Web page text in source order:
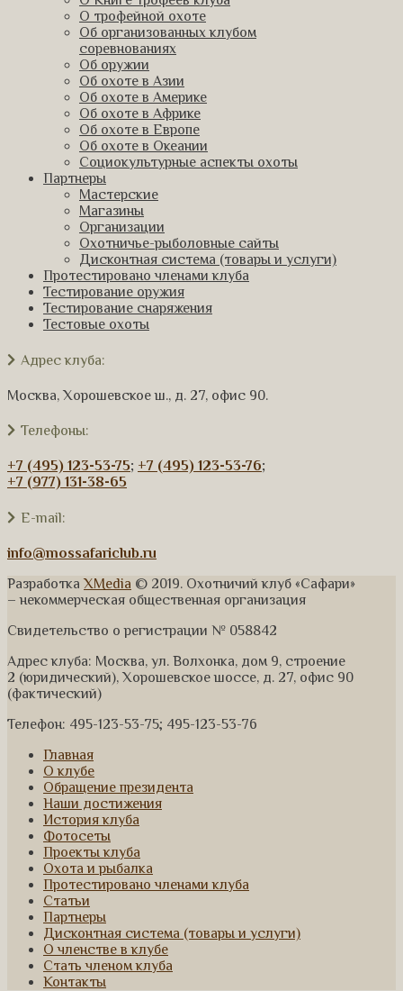
О трофейной охоте
Об организованных клубом
соревнованиях
Об оружии
Об охоте в Азии
Об охоте в Америке
Об охоте в Африке
Об охоте в Европе
Об охоте в Океании
Социокультурные аспекты охоты
Партнеры
Мастерские
Магазины
Организации
Охотничье-рыболовные сайты
Дисконтная система (товары и услуги)
Протестировано членами клуба
Тестирование оружия
Тестирование снаряжения
Тестовые охоты
Адрес клуба:
Москва, Хорошевское ш., д. 27, офис 90.
Телефоны:
+7 (495) 123-53-75; +7 (495) 123-53-76;
+7 (977) 131-38-65
E-mail:
info@mossafariclub.ru
Разработка XMedia © 2019. Охотничий клуб «Сафари»
– некоммерческая общественная организация
Свидетельство о регистрации № 058842
Адрес клуба: Москва, ул. Волхонка, дом 9, строение
2 (юридический), Хорошевское шоссе, д. 27, офис 90
(фактический)
Телефон: 495-123-53-75; 495-123-53-76
Главная
О клубе
Обращение президента
Наши достижения
История клуба
Фотосеты
Проекты клуба
Охота и рыбалка
Протестировано членами клуба
Статьи
Партнеры
Дисконтная система (товары и услуги)
О членстве в клубе
Стать членом клуба
Контакты